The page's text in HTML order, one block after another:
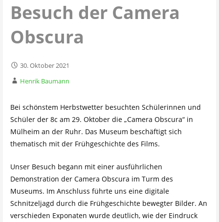
Besuch der Camera
Obscura
30. Oktober 2021
Henrik Baumann
Bei schönstem Herbstwetter besuchten Schülerinnen und
Schüler der 8c am 29. Oktober die „Camera Obscura“ in
Mülheim an der Ruhr. Das Museum beschäftigt sich
thematisch mit der Frühgeschichte des Films.
Unser Besuch begann mit einer ausführlichen
Demonstration der Camera Obscura im Turm des
Museums. Im Anschluss führte uns eine digitale
Schnitzeljagd durch die Frühgeschichte bewegter Bilder. An
verschieden Exponaten wurde deutlich, wie der Eindruck